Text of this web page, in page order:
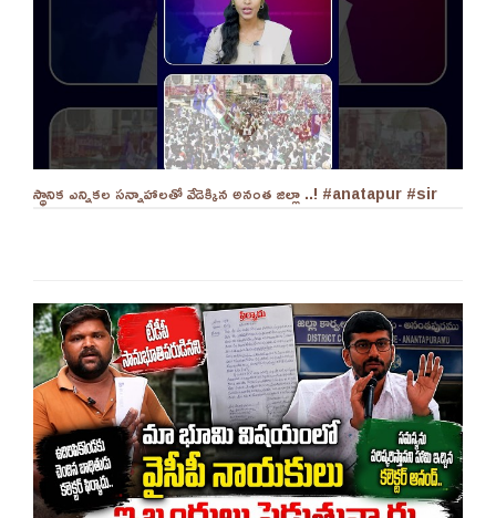
స్థానిక ఎన్నికల సన్నాహాలతో వేడెక్కిన అనంత జిల్లా ..! #anatapur #sir